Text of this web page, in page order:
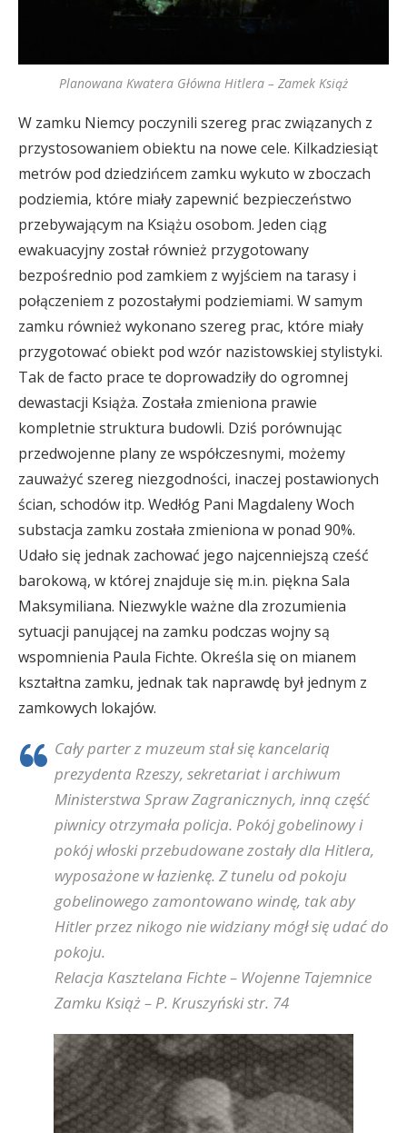
Planowana Kwatera Główna Hitlera – Zamek Książ
W zamku Niemcy poczynili szereg prac związanych z
przystosowaniem obiektu na nowe cele. Kilkadziesiąt
metrów pod dziedzińcem zamku wykuto w zboczach
podziemia, które miały zapewnić bezpieczeństwo
przebywającym na Książu osobom. Jeden ciąg
ewakuacyjny został również przygotowany
bezpośrednio pod zamkiem z wyjściem na tarasy i
połączeniem z pozostałymi podziemiami. W samym
zamku również wykonano szereg prac, które miały
przygotować obiekt pod wzór nazistowskiej stylistyki.
Tak de facto prace te doprowadziły do ogromnej
dewastacji Książa. Została zmieniona prawie
kompletnie struktura budowli. Dziś porównując
przedwojenne plany ze współczesnymi, możemy
zauważyć szereg niezgodności, inaczej postawionych
ścian, schodów itp. Wedłóg Pani Magdaleny Woch
substacja zamku została zmieniona w ponad 90%.
Udało się jednak zachować jego najcenniejszą cześć
barokową, w której znajduje się m.in. piękna Sala
Maksymiliana. Niezwykle ważne dla zrozumienia
sytuacji panującej na zamku podczas wojny są
wspomnienia Paula Fichte. Określa się on mianem
kształtna zamku, jednak tak naprawdę był jednym z
zamkowych lokajów.
Cały parter z muzeum stał się kancelarią
prezydenta Rzeszy, sekretariat i archiwum
Ministerstwa Spraw Zagranicznych, inną część
piwnicy otrzymała policja. Pokój gobelinowy i
pokój włoski przebudowane zostały dla Hitlera,
wyposażone w łazienkę. Z tunelu od pokoju
gobelinowego zamontowano windę, tak aby
Hitler przez nikogo nie widziany mógł się udać do
pokoju.
Relacja Kasztelana Fichte – Wojenne Tajemnice
Zamku Książ – P. Kruszyński str. 74